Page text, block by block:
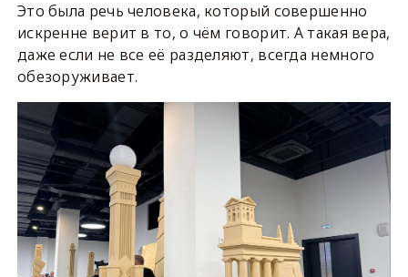
Это была речь человека, который совершенно
искренне верит в то, о чём говорит. А такая вера,
даже если не все её разделяют, всегда немного
обезоруживает.